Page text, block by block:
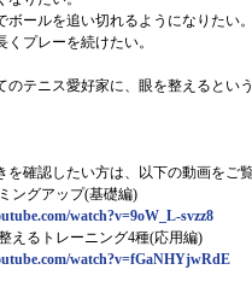
ボールを追い切れるようになりたい。
くプレーを続けたい。
のテニス愛好家に、眼を整えるとい
を確認したい方は、以下の動画をご覧
ングアップ(基礎編)
watch?v=9oW_L-svzz8
えるトレーニング4種(応用編)
watch?v=fGaNHYjwRdE